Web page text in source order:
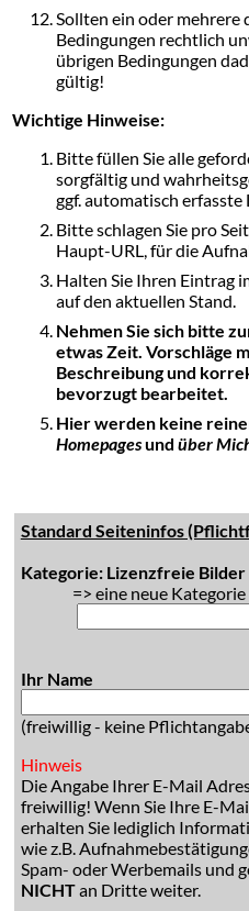
Sollten ein oder mehrere
Bedingungen rechtlich
übrigen Bedingungen
gültig!
Wichtige Hinweise:
Bitte füllen Sie alle
sorgfältig und
ggf. automatisch erfasste
Bitte schlagen Sie pro
Haupt-URL, für die
Halten Sie Ihren Eintrag
auf den aktuellen Stand.
Nehmen Sie sich bitte
etwas Zeit. Vorschläge
Beschreibung und
bevorzugt bearbeitet.
Hier werden keine
Homepagesund über
Standard Seiteninfos
Kategorie: Lizenzfreie Bilder
=> eine neue
Ihr Name
(freiwillig - keine
Hinweis
Die Angabe Ihrer E-Mail
freiwillig! Wenn Sie Ihre E-
erhalten Sie lediglich
wie z.B.
Spam- oder Werbemails und
NICHTan Dritte weiter.